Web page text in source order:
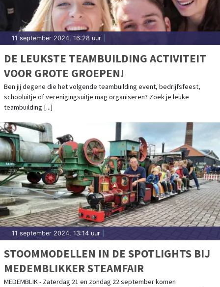
11 september 2024, 16:28 uur
DE LEUKSTE TEAMBUILDING ACTIVITEIT
VOOR GROTE GROEPEN!
Ben jij degene die het volgende teambuilding event, bedrijfsfeest,
schooluitje of verenigingsuitje mag organiseren? Zoek je leuke
teambuilding [...]
11 september 2024, 13:14 uur
STOOMMODELLEN IN DE SPOTLIGHTS BIJ
MEDEMBLIKKER STEAMFAIR
MEDEMBLIK - Zaterdag 21 en zondag 22 september komen